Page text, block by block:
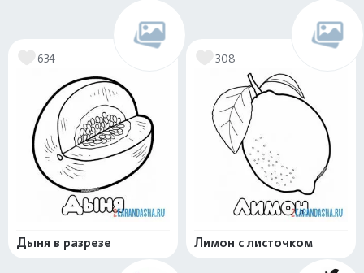
634
Дыня в разрезе
308
Лимон с листочком